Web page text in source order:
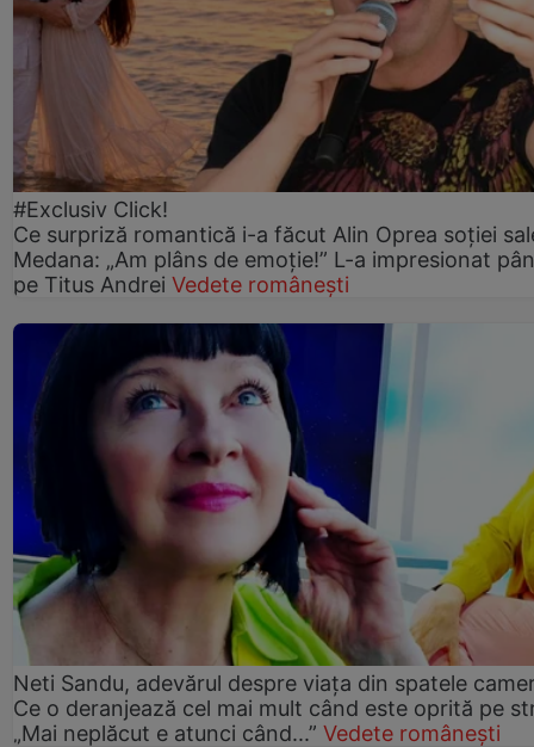
#Exclusiv Click!
Ce surpriză romantică i-a făcut Alin Oprea soției
Medana: „Am plâns de emoție!” L-a impresionat
pe Titus Andrei Vedete românești
Neti Sandu, adevărul despre viața din spatele
Ce o deranjează cel mai mult când este oprită pe
„Mai neplăcut e atunci când...” Vedete românești